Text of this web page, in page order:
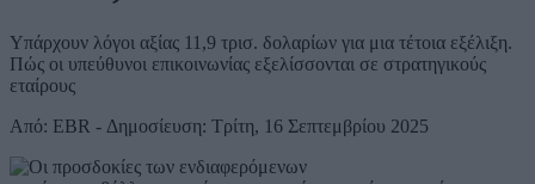
Υπάρχουν λόγοι αξίας 11,9 τρισ. δολαρίων για μια τέτοια εξέλιξη.
Πώς οι υπεύθυνοι επικοινωνίας εξελίσσονται σε στρατηγικούς
εταίρους
Από: EBR - Δημοσίευση: Τρίτη, 16 Σεπτεμβρίου 2025